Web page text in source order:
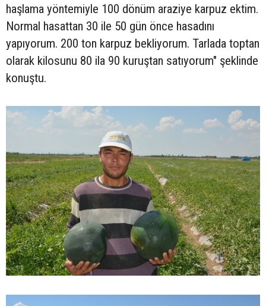
haşlama yöntemiyle 100 dönüm araziye karpuz ektim.
Normal hasattan 30 ile 50 gün önce hasadını
yapıyorum. 200 ton karpuz bekliyorum. Tarlada toptan
olarak kilosunu 80 ila 90 kuruştan satıyorum" şeklinde
konuştu.